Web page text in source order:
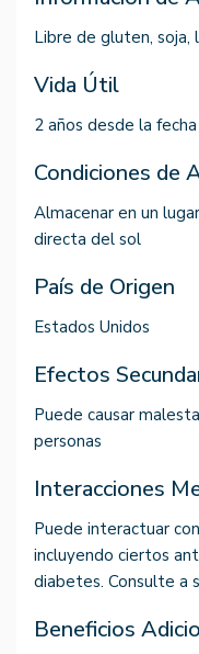
Libre de gluten, soja,
Vida Útil
2 años desde la
Condiciones de
Almacenar en un
directa del sol
País de Origen
Estados Unidos
Efectos
Puede causar
personas
Interacciones
Puede interactuar
incluyendo ciertos
diabetes. Consulte a
Beneficios